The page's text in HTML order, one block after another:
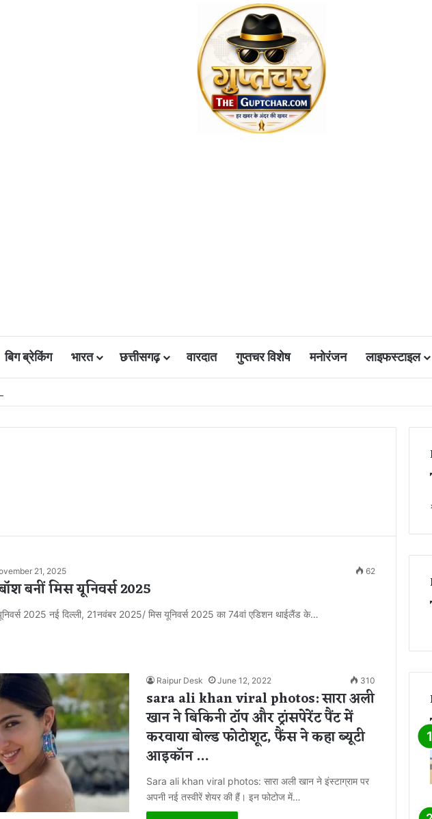
बिग ब्रेकिंग भारत छत्तीसगढ़ वारदात गुप्तचर विशेष मनोरंजन लाइफस्टाइल
को मंजूरी, 5 वर्षों में 500 करोड़ रुपये होंगे खर्च
21, 2025 62
बनीं मिस यूनिवर्स 2025
यूनिवर्स 2025 नई दिल्ली, 21नवंबर 2025/ मिस यूनिवर्स 2025 का 74वां एडिशन थाईलैंड के…
Raipur Desk June 12, 2022 310
sara ali khan viral photos: सारा अली
खान ने बिकिनी टॉप और ट्रांसपेरेंट पैंट में
करवाया बोल्ड फोटोशूट, फैंस ने कहा ब्यूटी
आइकॉन …
Sara ali khan viral photos: सारा अली खान ने इंस्टाग्राम पर
अपनी नई तस्वीरें शेयर की हैं। इन फोटोज में…